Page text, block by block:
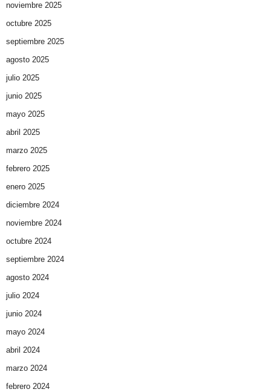
noviembre 2025
octubre 2025
septiembre 2025
agosto 2025
julio 2025
junio 2025
mayo 2025
abril 2025
marzo 2025
febrero 2025
enero 2025
diciembre 2024
noviembre 2024
octubre 2024
septiembre 2024
agosto 2024
julio 2024
junio 2024
mayo 2024
abril 2024
marzo 2024
febrero 2024